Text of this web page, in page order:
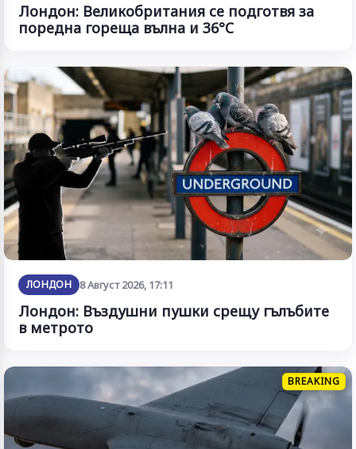
Лондон: Великобритания се подготвя за
поредна гореща вълна и 36°C
ЛОНДОН 8 Август 2026, 17:11
Лондон: Въздушни пушки срещу гълъбите
в метрото
BREAKING